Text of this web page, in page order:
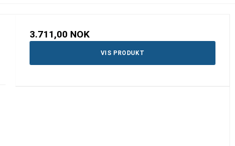
3.711,00 NOK
VIS PRODUKT